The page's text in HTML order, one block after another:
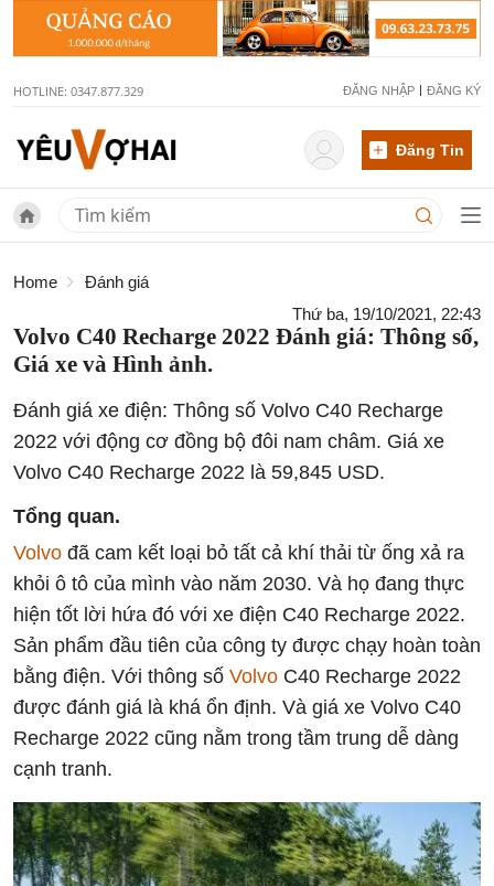
HOTLINE: 0347.877.329 ĐĂNG NHẬP ĐĂNG KÝ
Đăng Tin
Home
Đánh giá
Thứ ba, 19/10/2021, 22:43
Volvo C40 Recharge 2022 Đánh giá: Thông số,
Giá xe và Hình ảnh.
Đánh giá xe điện: Thông số Volvo C40 Recharge
2022 với động cơ đồng bộ đôi nam châm. Giá xe
Volvo C40 Recharge 2022 là 59,845 USD.
Tổng quan.
Volvo đã cam kết loại bỏ tất cả khí thải từ ống xả ra
khỏi ô tô của mình vào năm 2030. Và họ đang thực
hiện tốt lời hứa đó với xe điện C40 Recharge 2022.
Sản phẩm đầu tiên của công ty được chạy hoàn toàn
bằng điện. Với thông số Volvo C40 Recharge 2022
được đánh giá là khá ổn định. Và giá xe Volvo C40
Recharge 2022 cũng nằm trong tầm trung dễ dàng
cạnh tranh.